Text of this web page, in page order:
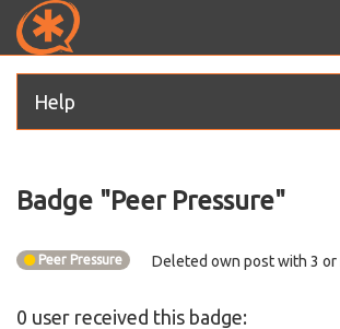
Help
Badge "Peer Pressure"
Peer Pressure Deleted own post with 3
0 user received this badge: